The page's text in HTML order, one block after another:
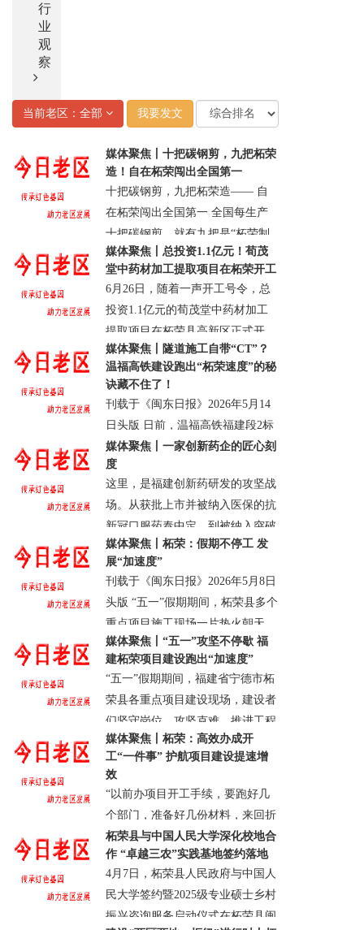
行
业
观
察
当前老区：全部 我要发文
媒体聚焦丨十把碳钢剪，九把柘荣
造！自在柘荣闯出全国第一
十把碳钢剪，九把柘荣造—— 自
在柘荣闯出全国第一 全国每生产
十把碳钢剪，就有九把是“柘荣制
造”。这座新近提出以“自在柘
荣”作为城市公共品牌的山区小
县，何以......
· 柘荣县 · 浏览：240 · 评论0 · 2026-07-09
18:03:32.0
媒体聚焦丨总投资1.1亿元！荀茂
堂中药材加工提取项目在柘荣开工
6月26日，随着一声开工号令，总
投资1.1亿元的荀茂堂中药材加工
提取项目在柘荣县高新区正式开
工，为“闽东药城”建设再注新动
能。 福建省宁德市荀茂堂药业有
· 柘荣县 · 浏览：196 · 评论0 · 2026-07-09
17:22:19.0
媒体聚焦丨隧道施工自带“CT”？
温福高铁建设跑出“柘荣速度”的秘
诀藏不住了！
刊载于《闽东日报》2026年5月14
日头版 日前，温福高铁福建段2标
项目部柘荣隧道出口及斜井已全面
完成进洞施工，较原定节点提前攻
坚，为主体工程赢得宝贵时
间。......
· 柘荣县 · 浏览：454 · 评论0 · 2026-05-22
17:02:39.0
媒体聚焦丨一家创新药企的匠心刻
度
这里，是福建创新药研发的攻坚战
场。从获批上市并被纳入医保的抗
新冠口服药泰中定，到被纳入突破
性治疗品种、挑战乙肝临床治愈的
GST-HG141（奈瑞可韦），一系列
科......
· 柘荣县 · 浏览：422 · 评论0
· 2026-05-14
18:55:36.0
媒体聚焦丨柘荣：假期不停工 发
展“加速度”
刊载于《闽东日报》2026年5月8日
头版 “五一”假期期间，柘荣县多个
重点项目施工现场一片热火朝天。
在柘荣县乍洋乡石山村，中铁五局
新建温福高铁福建段2标项目正
加......
· 柘荣县 · 浏览：436 · 评论0
· 2026-05-08
17:17:11.0
媒体聚焦丨“五一”攻坚不停歇 福
建柘荣项目建设跑出“加速度”
“五一”假期期间，福建省宁德市柘
荣县各重点项目建设现场，建设者
们坚守岗位、攻坚克难，推进工程
进度，保障项目建设不停工、企业
生产不停步。 钢结构加工厂内......
· 柘荣县 · 浏览：470 · 评论0 · 2026-05-08
11:37:11.0
媒体聚焦丨柘荣：高效办成开
工“一件事” 护航项目建设提速增
效
“以前办项目开工手续，要跑好几
个部门，准备好几份材料，来回折
腾耗时又费力。现在全程线上办
理，还有专人跟进、帮办，效率太
高了！”日前，柘荣县阳春茶叶有
限公司项目负......
· 柘荣县 · 浏览：283 · 评论0 · 2026-04-30
柘荣县与中国人民大学深化校地合
作 “卓越三农”实践基地签约落地
4月7日，柘荣县人民政府与中国人
民大学签约暨2025级专业硕士乡村
振兴咨询服务启动仪式在柘荣县闽